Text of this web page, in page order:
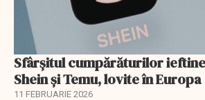
Sfârșitul cumpărăturilor
Shein și Temu, lovite în Europa
11 FEBRUARIE 2026